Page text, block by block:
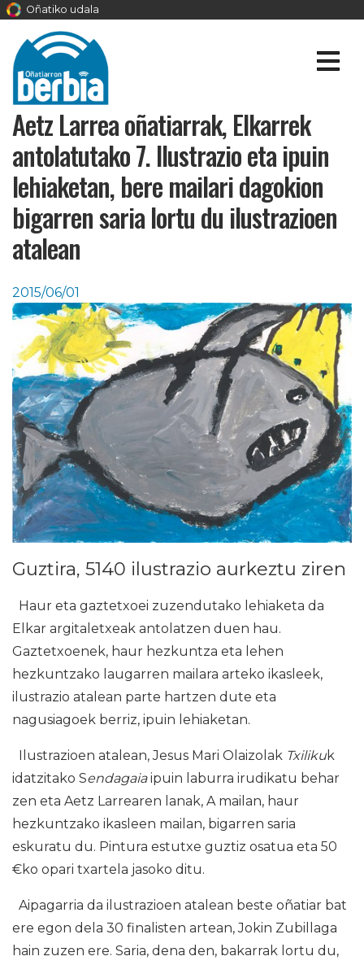
Oñatiko udala
Aetz Larrea oñatiarrak, Elkarrek
antolatutako 7. Ilustrazio eta ipuin
lehiaketan, bere mailari dagokion
bigarren saria lortu du ilustrazioen
atalean
2015/06/01
Guztira, 5140 ilustrazio aurkeztu ziren
Haur eta gaztetxoei zuzendutako lehiaketa da
Elkar argitaletxeak antolatzen duen hau.
Gaztetxoenek, haur hezkuntza eta lehen
hezkuntzako laugarren mailara arteko ikasleek,
ilustrazio atalean parte hartzen dute eta
nagusiagoek berriz, ipuin lehiaketan.
Ilustrazioen atalean, Jesus Mari Olaizolak Txilikuk
idatzitako Sendagaiaipuin laburra irudikatu behar
zen eta Aetz Larrearen lanak, A mailan, haur
hezkuntzako ikasleen mailan, bigarren saria
eskuratu du. Pintura estutxe guztiz osatua eta 50
€ko opari txartela jasoko ditu.
Aipagarria da ilustrazioen atalean beste oñatiar bat
ere egon dela 30 finalisten artean, Jokin Zubillaga
hain zuzen ere. Saria, dena den, bakarrak lortu du,